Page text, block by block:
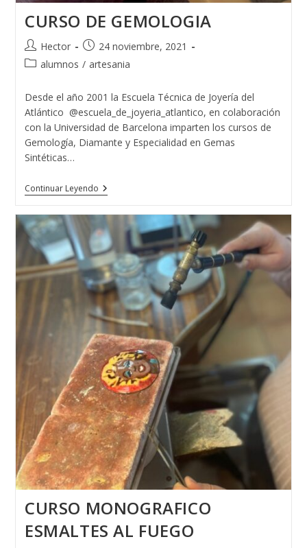
CURSO DE GEMOLOGIA
Autor
de
Hector
Publicación
de
24 noviembre, 2021
Categoría
la
entrada:
alumnos / artesania
Desde el año 2001 la Escuela Técnica de Joyería del
Atlántico @escuela_de_joyeria_atlantico, en colaboración
con la Universidad de Barcelona imparten los cursos de
Gemología, Diamante y Especialidad en Gemas
Sintéticas…
Continuar LeyendoCURSO
DE
CURSO MONOGRAFICO
ESMALTES AL FUEGO